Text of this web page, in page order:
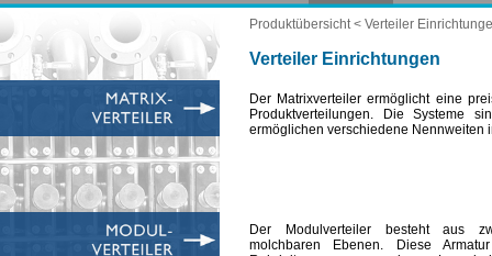
Produktübersicht< Verteiler
Verteiler Einrichtungen
Der Matrixverteiler ermöglicht eine
Produktverteilungen. Die Systeme
ermöglichen verschiedene Nennweiten
Der Modulverteiler besteht aus
molchbaren Ebenen. Diese